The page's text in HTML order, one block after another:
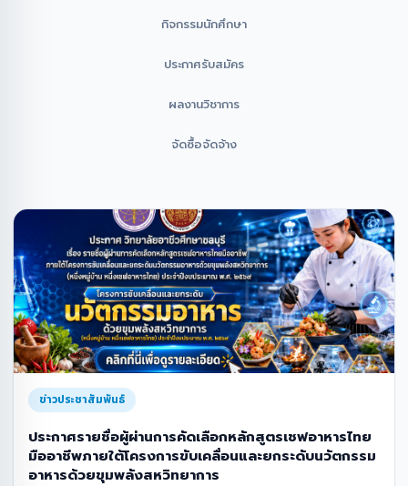
กิจกรรมนักศึกษา
ประกาศรับสมัคร
ผลงานวิชาการ
จัดซื้อจัดจ้าง
ข่าวประชาสัมพันธ์
ประกาศรายชื่อผู้ผ่านการคัดเลือกหลักสูตรเชฟอาหารไทย
มืออาชีพภายใต้โครงการขับเคลื่อนและยกระดับนวัตกรรม
อาหารด้วยขุมพลังสหวิทยาการ